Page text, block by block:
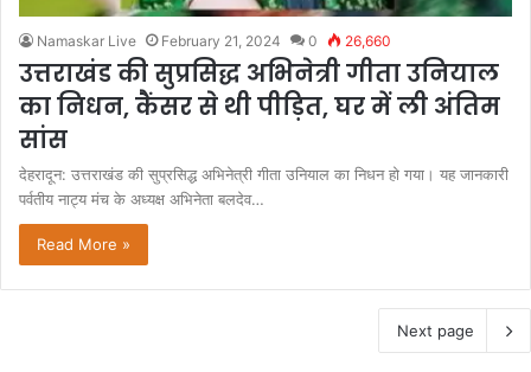
Namaskar Live February 21, 2024 0 26,660
उत्तराखंड की सुप्रसिद्ध अभिनेत्री गीता उनियाल
का निधन, कैंसर से थी पीड़ित, घर में ली अंतिम
सांस
देहरादून: उत्तराखंड की सुप्रसिद्ध अभिनेत्री गीता उनियाल का निधन हो गया। यह जानकारी
पर्वतीय नाट्य मंच के अध्यक्ष अभिनेता बलदेव…
Read More »
Next page